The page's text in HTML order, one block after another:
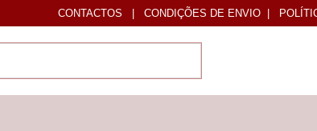
CONTACTOS | CONDIÇÕES DE ENVIO |